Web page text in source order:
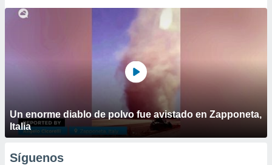
Un enorme diablo de polvo fue avistado en Zapponeta,
Italia
Síguenos